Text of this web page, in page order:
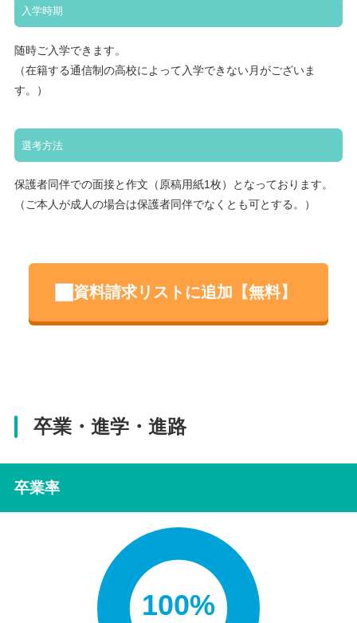
入学時期
随時ご入学できます。
（在籍する通信制の高校によって入学できない月がございま
す。）
選考方法
保護者同伴での面接と作文（原稿用紙1枚）となっております。
（ご本人が成人の場合は保護者同伴でなくとも可とする。）
資料請求リストに追加【無料】
卒業・進学・進路
卒業率
100%